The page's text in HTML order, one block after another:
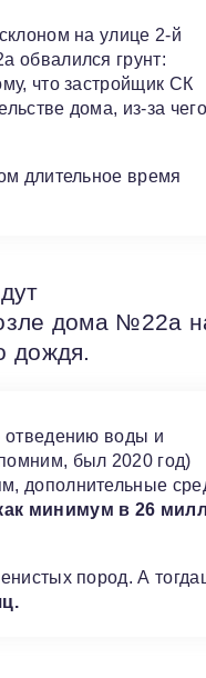
на улице 2-й
обвалился грунт:
что застройщик СК
дома, из-за
длительное время
дома №22а
дождя.
отведению воды и
был 2020 год)
дополнительные
минимум в 26
пород. А